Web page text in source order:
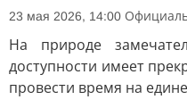
23 мая 2026, 14:00
На природе
доступности имеет
провести время на